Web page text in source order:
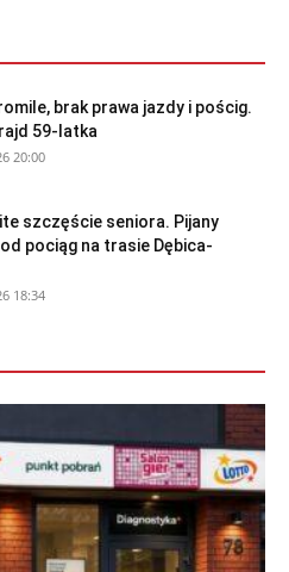
brak prawa jazdy i pościg.
59-latka
20:00
szczęście seniora. Pijany
pociąg na trasie Dębica-
18:34